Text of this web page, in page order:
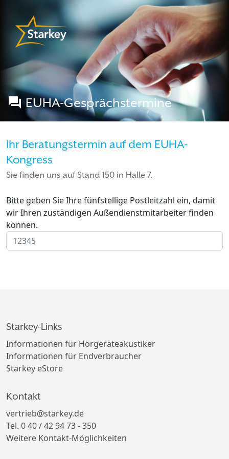
EUHA-Gesprächstermine
Ihr Beratungstermin auf dem EUHA-
Kongress
Sie finden uns auf Stand 150 in Halle 7.
Bitte geben Sie Ihre fünfstellige Postleitzahl ein, damit
wir Ihren zuständigen Außendienstmitarbeiter finden
können.
Starkey-Links
Informationen für Hörgeräteakustiker
Informationen für Endverbraucher
Starkey eStore
Kontakt
vertrieb@starkey.de
Tel. 0 40 / 42 94 73 - 350
Weitere Kontakt-Möglichkeiten